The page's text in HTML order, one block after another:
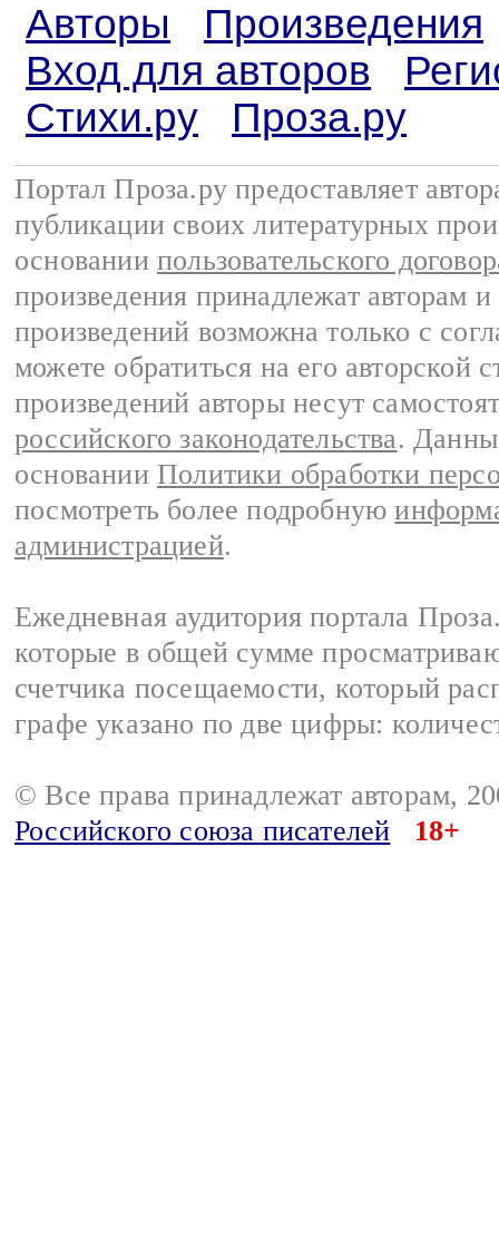
Авторы
Произведения
Вход для авторов
Стихи.ру
Проза.ру
Портал Проза.ру предоставляет
публикации своих литературных
основании пользовательского
произведения принадлежат авторам
произведений возможна только с
можете обратиться на его авторской
произведений авторы несут
российского законодательства.
основании Политики обработки
посмотреть более подробную
администрацией.
Ежедневная аудитория портала
которые в общей сумме
счетчика посещаемости, который
графе указано по две цифры:
© Все права принадлежат авторам,
Российского союза писателей
18+